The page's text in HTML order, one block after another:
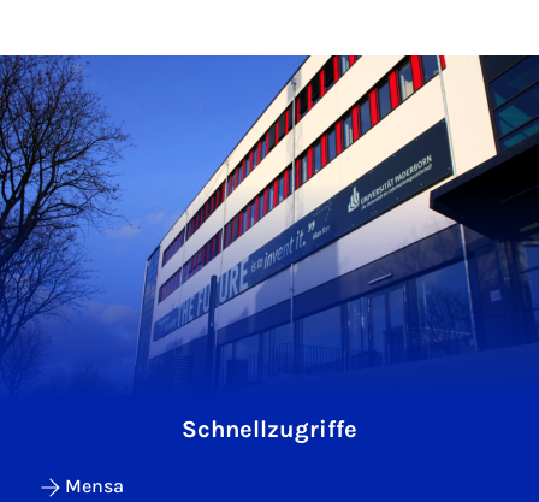
Schnellzugriffe
Mensa